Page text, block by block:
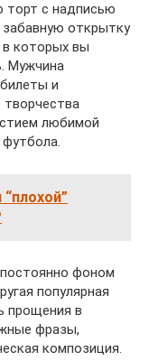
торт с надписью
забавную открытку
в которых вы
Мужчина
и
творчества
любимой
фоном
популярная
прощения в
фразы,
композиция.